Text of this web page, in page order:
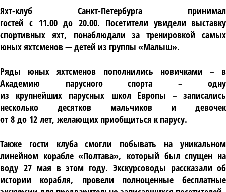
Яхт-клуб Санкт-Петербурга принимал
гостей с 11.00до 20.00. Посетители увидели выставку
спортивных яхт, понаблюдали за тренировкой самых
юных яхтсменов — детей из группы «Малыш».
Ряды юных яхтсменов пополнились новичками – в
Академию
парусного спорта – одну
из крупнейших парусных школ Европы – записались
несколько десятков мальчиков и девочек
от 8 до 12 лет, желающих приобщиться к парусу.
Также гости клуба смогли побывать на уникальном
линейном корабле «Полтава», который был спущен на
воду 27 мая в этом году. Экскурсоводы рассказали об
истории корабля, провели полноценные бесплатные